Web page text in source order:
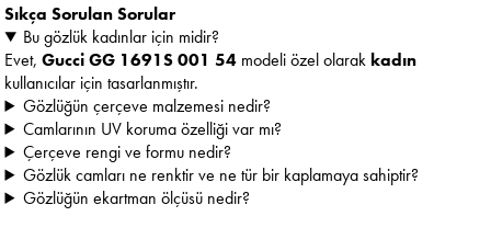
Sıkça Sorulan Sorular
Bu gözlük kadınlar için midir?
Evet,Gucci GG 1691S 001 54 modeli özel olarak kadın
kullanıcılar için tasarlanmıştır.
Gözlüğün çerçeve malzemesi nedir?
Camlarının UV koruma özelliği var mı?
Çerçeve rengi ve formu nedir?
Gözlük camları ne renktir ve ne tür bir kaplamaya sahiptir?
Gözlüğün ekartman ölçüsü nedir?